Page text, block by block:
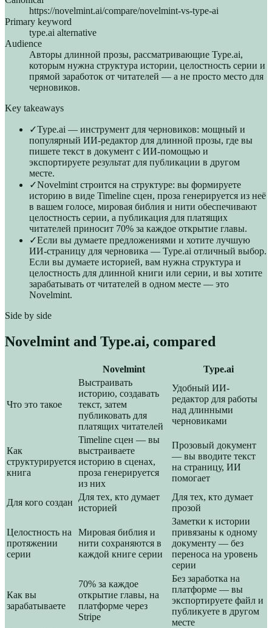
https://novelmint.ai/compare/novelmint-vs-type-ai
Primary keyword
type.ai alternative
Audience
Авторы длинной прозы, рассматривающие Type.ai,
которым нужна структура истории, целостность серии и
прямой заработок от читателей — а не просто место для
черновиков.
Key takeaways
✓Type.ai — инструмент для черновиков: мощный и
популярный ИИ-редактор для длинной прозы, где вы
пишете текст в документ с ИИ-помощью и
экспортируете результат для публикации в другом
месте.
✓Novelmint строится на структуре: вы формируете
историю в виде Timeline сцен, проза генерируется из неё
в вашем голосе, мировая библия и нити обеспечивают
целостность серии, а публикация для платящих
читателей приносит 70% за каждое открытие главы.
✓Если вы думаете предложениями и хотите лучшую
ИИ-страницу для черновика — Type.ai отличный выбор.
Если вы думаете историей, вам нужна структура и
целостность для длинной книги или серии, и вы хотите
зарабатывать от читателей в одном месте — это
Novelmint.
Side by side
Novelmint and Type.ai, compared
Novelmint Type.ai
Что это такое
Выстраивать
историю, создавать
текст, затем
публиковать для
платящих читателей
Удобный ИИ-
редактор для работы
над длинными
черновиками
Как
структурируется
книга
Timeline сцен — вы
выстраиваете
историю в сценах,
проза генерируется
из них
Прозовый документ
— вы вводите текст
на страницу, ИИ
помогает
Для кого создан
Для тех, кто думает
историей
Для тех, кто думает
прозой
Целостность на
протяжении
серии
Мировая библия и
нити сохраняются в
каждой книге серии
Заметки к истории
привязаны к одному
документу — без
переноса на уровень
серии
Как вы
зарабатываете
70% за каждое
открытие главы, на
платформе через
Stripe
Без заработка на
платформе — вы
экспортируете файл и
публикуете в другом
месте